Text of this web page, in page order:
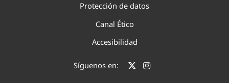
Protección de datos
Canal Ético
Accesibilidad
Síguenos en: